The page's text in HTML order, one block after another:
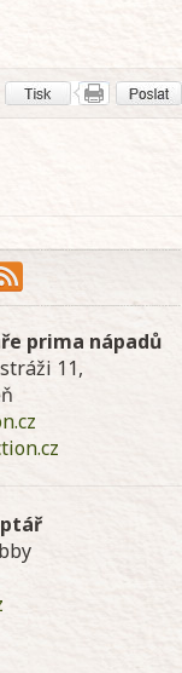
prima nápadů
11,